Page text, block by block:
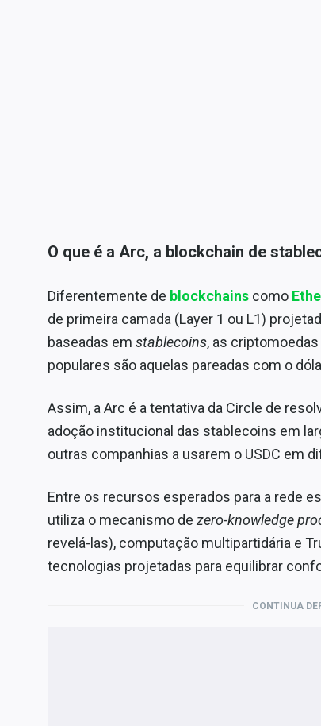
O que é a Arc, a blockchain de
Diferentemente de blockchains como
de primeira camada (Layer 1 ou L1)
baseadas em stablecoins, as
populares são aquelas pareadas com o
Assim, a Arc é a tentativa da Circle de
adoção institucional das stablecoins em
outras companhias a usarem o USDC em
Entre os recursos esperados para a rede
utiliza o mecanismo de zero-knowledge
revelá-las), computação multipartidária e
tecnologias projetadas para equilibrar
CONTINUA